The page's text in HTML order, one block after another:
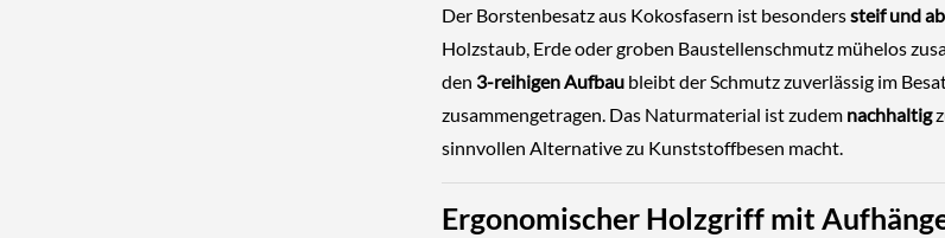
Der Borstenbesatz aus Kokosfasern ist besonderssteif und
Holzstaub, Erde oder groben Baustellenschmutz mühelos
den 3-reihigen Aufbau bleibt der Schmutz zuverlässig im
zusammengetragen. Das Naturmaterial ist zudem nachhaltig
sinnvollen Alternative zu Kunststoffbesen macht.
Ergonomischer Holzgriff mit